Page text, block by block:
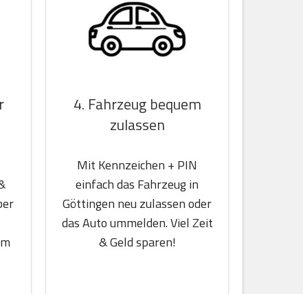
4. Fahrzeug bequem
zulassen
Mit Kennzeichen + PIN
einfach das Fahrzeug in
Göttingen neu zulassen oder
das Auto ummelden. Viel Zeit
& Geld sparen!